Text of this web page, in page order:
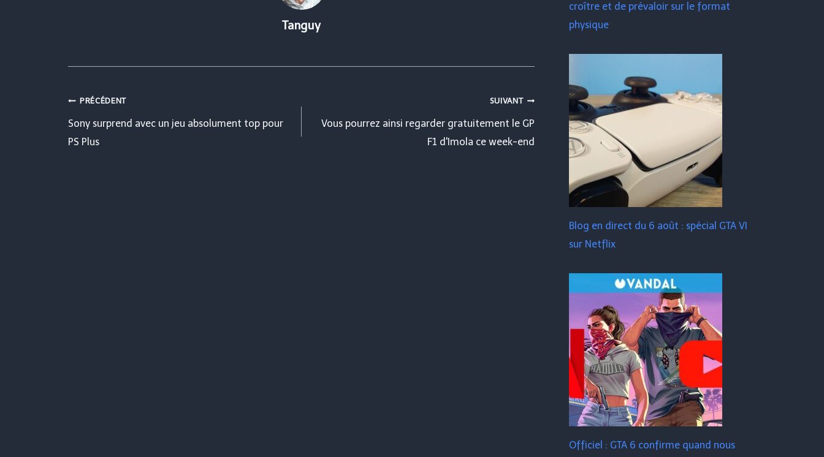
Tanguy
Navigation
de
PRÉCÉDENT
Sony surprend avec un jeu absolument top pour
PS Plus
SUIVANT
Vous pourrez ainsi regarder gratuitement le GP
F1 d'Imola ce week-end
croître et de prévaloir sur le format
physique
Blog en direct du 6 août : spécial GTA VI
sur Netflix
Officiel : GTA 6 confirme quand nous